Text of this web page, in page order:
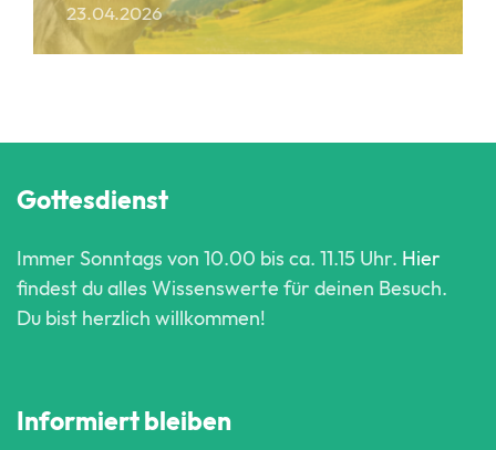
23.04.2026
Gottesdienst
Immer Sonntags von 10.00 bis ca. 11.15 Uhr. Hier
findest du alles Wissenswerte für deinen Besuch.
Du bist herzlich willkommen!
Informiert bleiben